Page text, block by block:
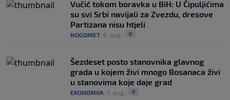
Vučić tokom boravka u BiH: U Čipuljićima
su svi Srbi navijali za Zvezdu, dresove
Partizana nisu htjeli
NOGOMET 6. aug. 0
Šezdeset posto stanovnika glavnog
grada u kojem živi mnogo Bosanaca živi
u stanovima koje daje grad
EKONOMIJA 5. aug. 0